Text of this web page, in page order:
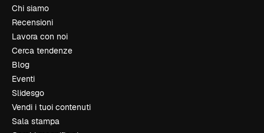
Chi siamo
Recensioni
Lavora con noi
Cerca tendenze
Blog
Eventi
Slidesgo
Vendi i tuoi contenuti
Sala stampa